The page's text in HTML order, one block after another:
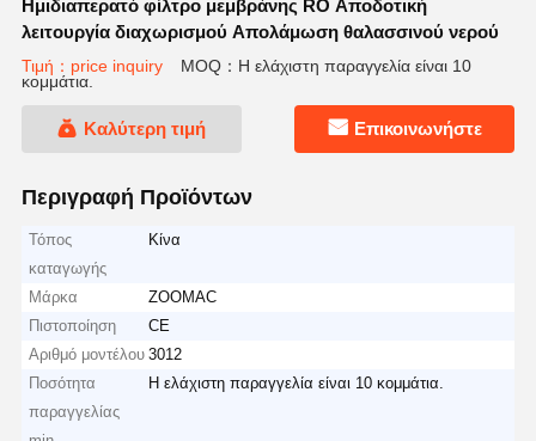
Ημιδιαπερατό φίλτρο μεμβράνης RO Αποδοτική
λειτουργία διαχωρισμού Απολάμωση θαλασσινού νερού
Τιμή：price inquiry
MOQ：Η ελάχιστη παραγγελία είναι 10
κομμάτια.
Καλύτερη τιμή Επικοινωνήστε
Περιγραφή Προϊόντων
Τόπος
καταγωγής
Κίνα
Μάρκα
ZOOMAC
Πιστοποίηση
CE
Αριθμό μοντέλου 3012
Ποσότητα
παραγγελίας
Η ελάχιστη παραγγελία είναι 10 κομμάτια.